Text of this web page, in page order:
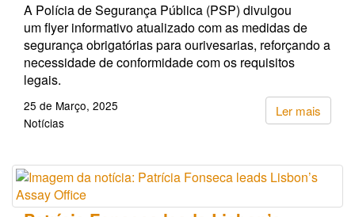
A Polícia de Segurança Pública (PSP) divulgou
um flyer informativo atualizado com as medidas de
segurança obrigatórias para ourivesarias, reforçando a
necessidade de conformidade com os requisitos
legais.
Ler mais
25 de Março, 2025
Notícias